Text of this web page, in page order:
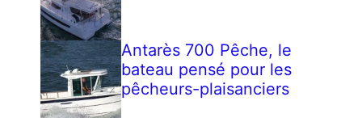
Antarès 700 Pêche, le
bateau pensé pour les
pêcheurs-plaisanciers